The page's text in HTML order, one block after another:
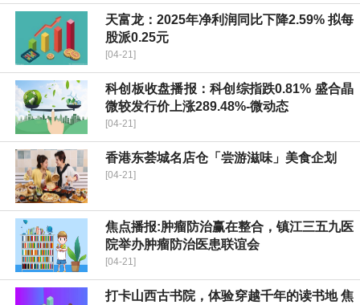
天富龙：2025年净利润同比下降2.59% 拟每
股派0.25元
[04-21]
科创板收盘播报：科创综指跌0.81% 盛合晶
微较发行价上涨289.48%-微动态
[04-21]
香港东荟城名店仓「尝游滋味」美食企划
[04-21]
焦点播报:肿瘤防治赢在整合，镇江三五九医
院举办肿瘤防治医患联谊会
[04-21]
打卡山西古书院，体验穿越千年的读书地 焦